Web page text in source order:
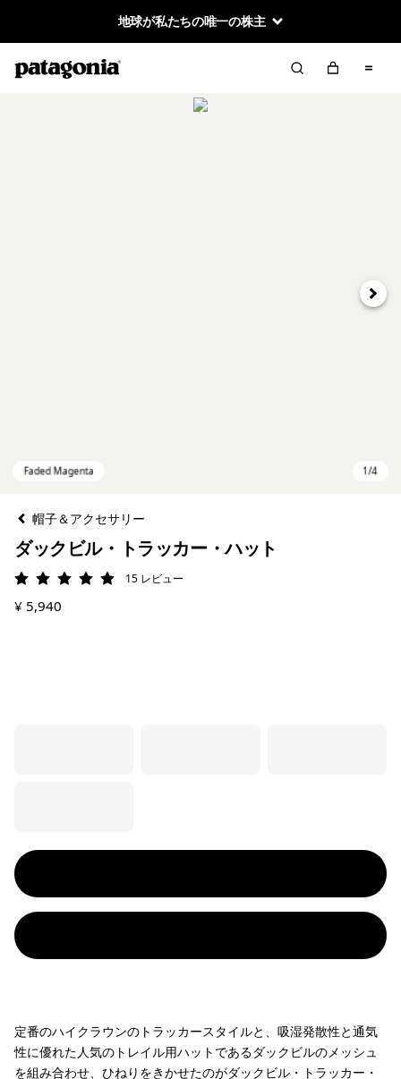
地球が私たちの唯一の株主
次へ
帽子＆アクセサリー
ダックビル・トラッカー・ハット
評価: 4.9 / 5
15 レビュー
¥ 5,940
定番のハイクラウンのトラッカースタイルと、吸湿発散性と通気
性に優れた人気のトレイル用ハットであるダックビルのメッシュ
を組み合わせ、ひねりをきかせたのがダックビル・トラッカー・